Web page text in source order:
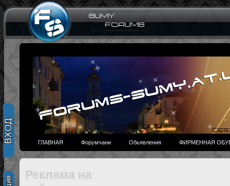
ГЛАВНАЯ Форумчани Обьявления ФИРМЕННАЯ
Реклама на